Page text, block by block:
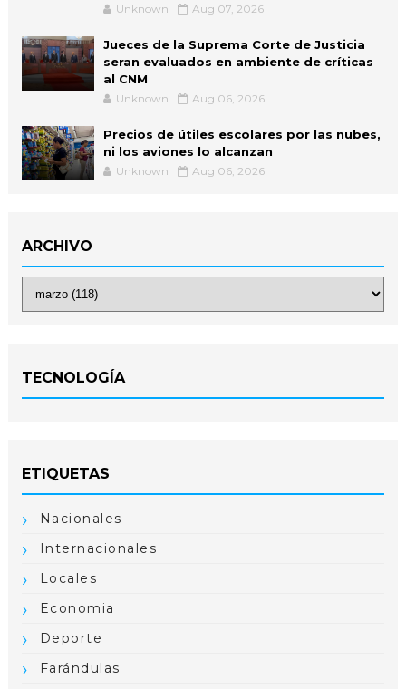
Unknown Aug 07, 2026
Jueces de la Suprema Corte de Justicia
seran evaluados en ambiente de críticas
al CNM
Unknown Aug 06, 2026
Precios de útiles escolares por las nubes,
ni los aviones lo alcanzan
Unknown Aug 06, 2026
ARCHIVO
TECNOLOGÍA
ETIQUETAS
Nacionales
Internacionales
Locales
Economia
Deporte
Farándulas